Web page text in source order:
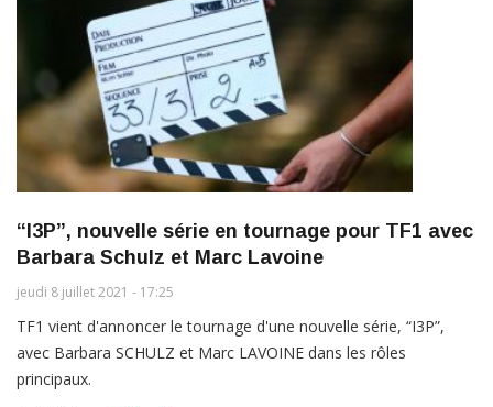
“I3P”, nouvelle série en tournage pour TF1 avec
Barbara Schulz et Marc Lavoine
jeudi 8 juillet 2021 - 17:25
TF1 vient d'annoncer le tournage d'une nouvelle série, “I3P”,
avec Barbara SCHULZ et Marc LAVOINE dans les rôles
principaux.